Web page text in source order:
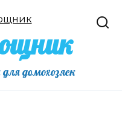
домохозяек